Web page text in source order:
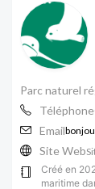
Parc naturel
Téléphone
Email
Site Web
Créé en
maritime